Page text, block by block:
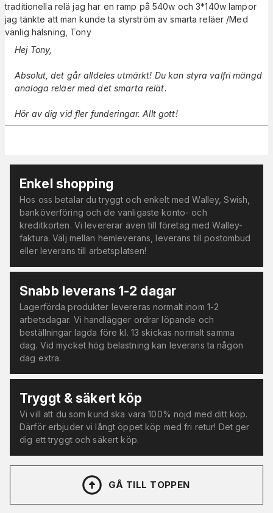
traditionella relä jag har en ramp på 540w och 3*140w lampor
jag tänkte att man kunde ta styrström av smarta reläer /Med
vänlig hälsning, Tony
Hej Tony,
Absolut, det går alldeles utmärkt! Du kan styra valfri mängd
analoga reläer med det smarta relät.
Hör av dig vid fler funderingar. Allt gott!
Enkel shopping
Hos oss betalar du tryggt och enkelt med Walley, Swish,
banköverföring och de vanligaste konto- och
kreditkorten. Vi levererar även till företag med Walley-
faktura. Välj mellan hemleverans, leverans till postombud
eller leverans till arbetsplatsen!
Snabb leverans 1-2 dagar
Lagerförda produkter levereras normalt inom 1-2
arbetsdagar. Vi handlägger ordrar löpande och
beställningar lagda före kl. 13 skickas normalt samma
dag. Vid mycket hög belastning kan leverans ta någon
dag extra.
Tryggt & säkert köp
Vi vill att du som kund ska vara 100% nöjd med ditt köp.
Därför erbjuder vi långt öppet köp med fri retur! Det ger
dig ett tryggt och säkert köp.
GÅ TILL TOPPEN